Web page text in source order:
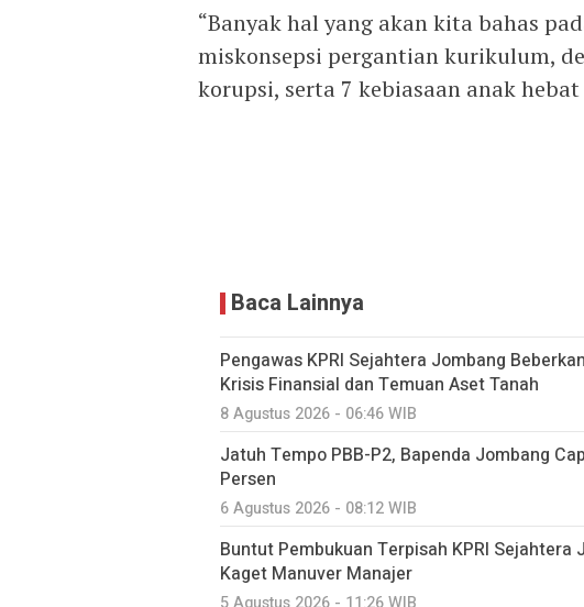
“Banyak hal yang akan kita bahas
miskonsepsi pergantian kurikulum,
korupsi, serta 7 kebiasaan anak
Baca Lainnya
Pengawas KPRI Sejahtera Jombang
Krisis Finansial dan Temuan Aset Tanah
8 Agustus 2026 - 06:46 WIB
Jatuh Tempo PBB-P2, Bapenda Jombang
Persen
6 Agustus 2026 - 08:12 WIB
Buntut Pembukuan Terpisah KPRI Sejahtera
Kaget Manuver Manajer